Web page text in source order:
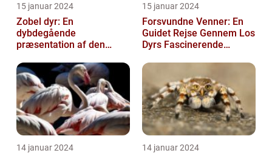
15 januar 2024
Zobel dyr: En
dybdegående
præsentation af den
15 januar 2024
Forsvundne Venner: En
Guidet Rejse Gennem Los
Dyrs Fascinerende
14 januar 2024 14 januar 2024